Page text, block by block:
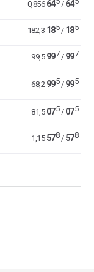
0,856 64 / 64
182,3 185/ 185
99,5 997 / 997
68,2 995/ 995
81,5 075/ 075
1,15 578/ 578